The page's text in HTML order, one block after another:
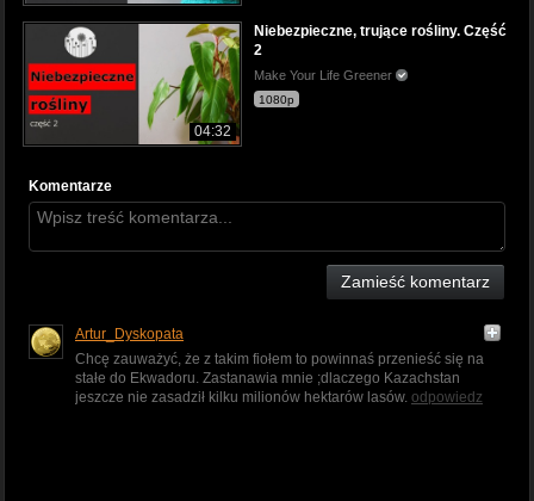
04:32
Niebezpieczne, trujące rośliny. Część
2
Make Your Life Greener
1080p
Komentarze
Zamieść komentarz
Artur_Dyskopata
Chcę zauważyć, że z takim fiołem to powinnaś przenieść się na
stałe do Ekwadoru. Zastanawia mnie ;dlaczego Kazachstan
jeszcze nie zasadził kilku milionów hektarów lasów. odpowiedz